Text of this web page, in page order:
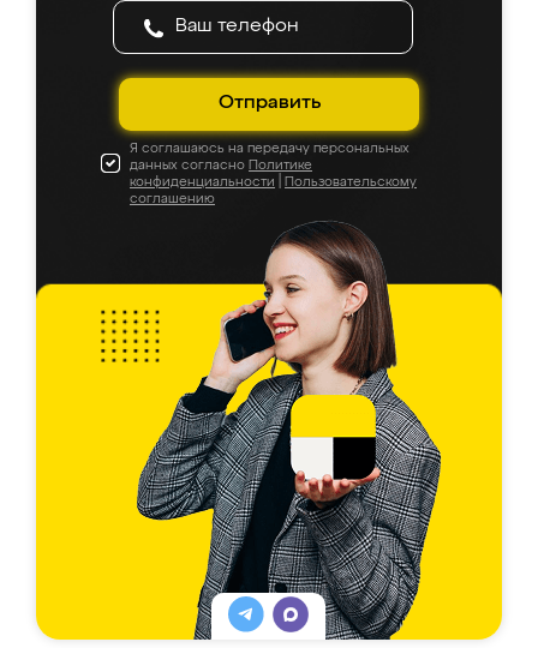
Отправить
Я соглашаюсь на передачу персональных
данных согласно Политике
конфиденциальности
Пользовательскому
соглашению